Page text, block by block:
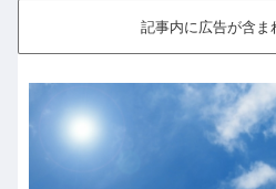
記事内に広告が含ま